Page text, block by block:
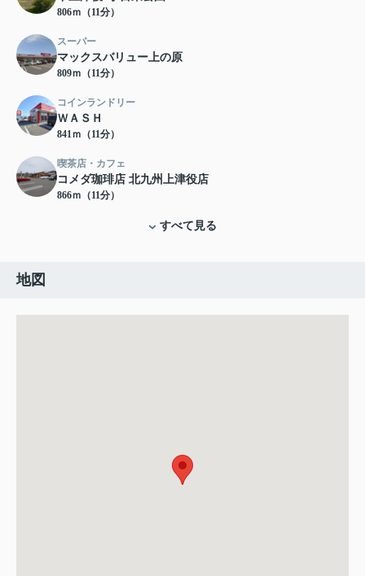
806ｍ（11分）
スーパー
マックスバリュー上の原
809ｍ（11分）
コインランドリー
ＷＡＳＨ
841ｍ（11分）
喫茶店・カフェ
コメダ珈琲店 北九州上津役店
866ｍ（11分）
すべて見る
地図